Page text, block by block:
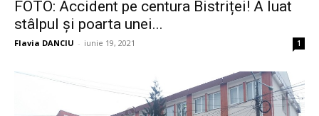
FOTO: Accident pe centura Bistriței! A luat
stâlpul și poarta unei...
Flavia DANCIU - iunie 19, 2021 1